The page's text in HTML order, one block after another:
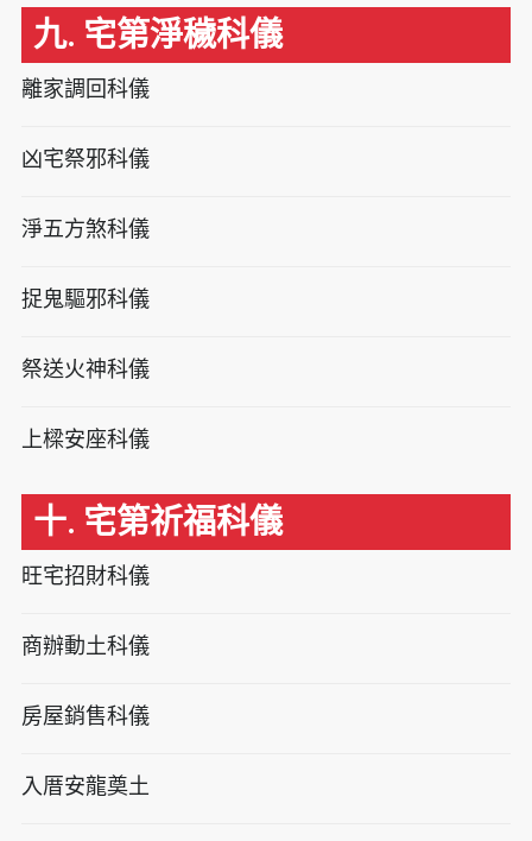
九. 宅第淨穢科儀
離家調回科儀
凶宅祭邪科儀
淨五方煞科儀
捉鬼驅邪科儀
祭送火神科儀
上樑安座科儀
十. 宅第祈福科儀
旺宅招財科儀
商辦動土科儀
房屋銷售科儀
入厝安龍奠土